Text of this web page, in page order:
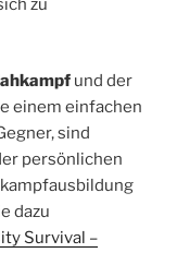
und der
einem einfachen
sind
persönlichen
dazu
Survival –